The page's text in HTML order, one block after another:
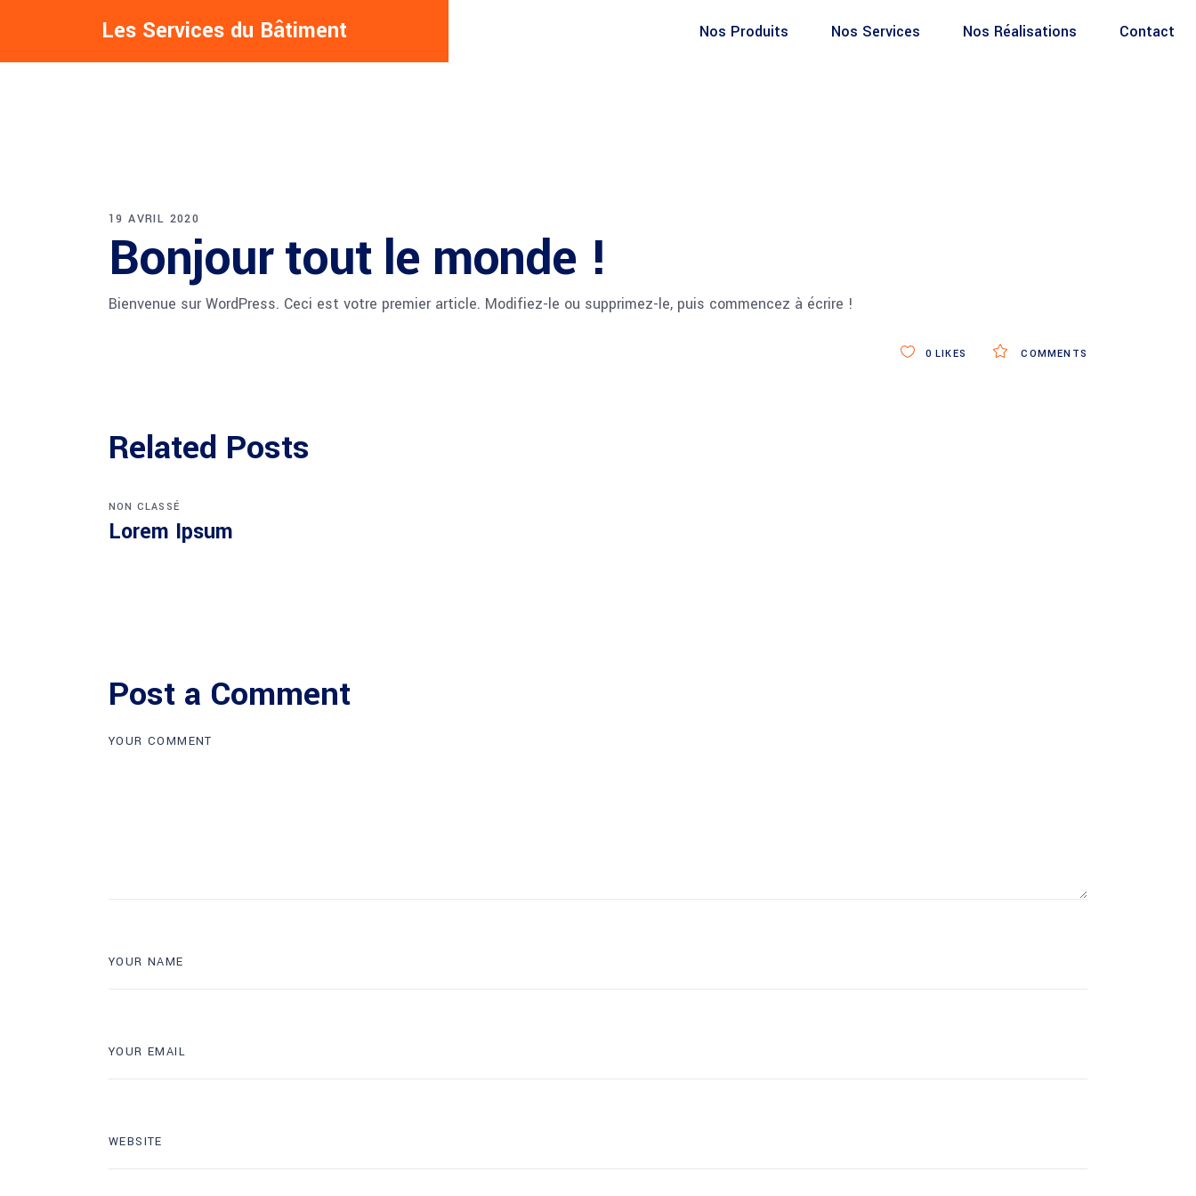
Les Services du Bâtiment Nos Produits Nos Services Nos Réalisations Contact
19 AVRIL 2020
Bonjour tout le monde !
Bienvenue sur WordPress. Ceci est votre premier article. Modifiez-le ou supprimez-le, puis commencez à écrire !
COMMENTS
0 LIKES
Related Posts
NON CLASSÉ
Lorem Ipsum
Post a Comment